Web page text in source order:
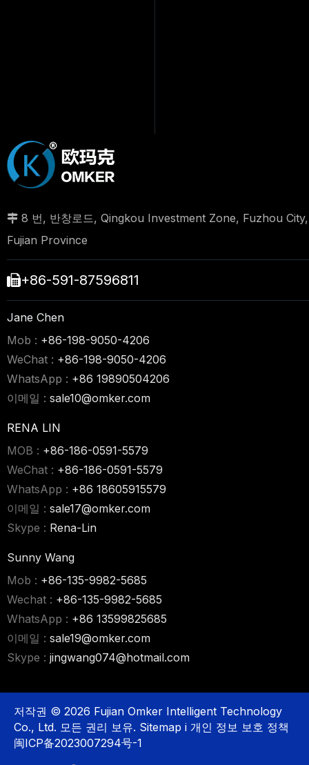
 8 번, 반창로드, Qingkou Investment Zone, Fuzhou City,
Fujian Province
+86-591-87596811
Jane Chen
Mob : +86-198-9050-4206
WeChat : +86-198-9050-4206
WhatsApp : +86 19890504206
이메일 : sale10@omker.com
RENA LIN
MOB : +86-186-0591-5579
WeChat : +86-186-0591-5579
WhatsApp : +86 18605915579
이메일 : sale17@omker.com
Skype : Rena-Lin
Sunny Wang
Mob : +86-135-9982-5685
Wechat : +86-135-9982-5685
WhatsApp : +86 13599825685
이메일 : sale19@omker.com
Skype : jingwang074@hotmail.com
저작권 © 2026 Fujian Omker Intelligent Technology
Co., Ltd. 모든 권리 보유. Sitemap i 개인 정보 보호 정책
闽ICP备2023007294号-1